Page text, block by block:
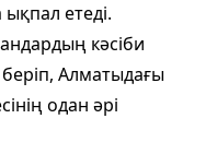
етеді.
кәсіби
Алматыдағы
одан әрі